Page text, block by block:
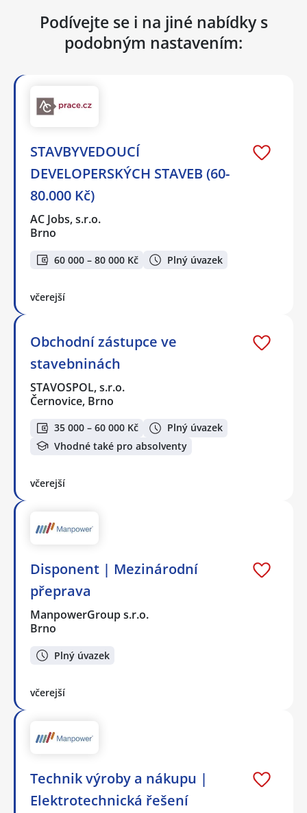
Podívejte se i na jiné nabídky s
podobným nastavením:
STAVBYVEDOUCÍ
DEVELOPERSKÝCH STAVEB (60-
80.000 Kč)
AC Jobs, s.r.o.
Brno
60 000 – 80 000 Kč Plný úvazek
včerejší
Obchodní zástupce ve
stavebninách
STAVOSPOL, s.r.o.
Černovice, Brno
35 000 – 60 000 Kč
Plný úvazek
Vhodné také pro absolventy
včerejší
Disponent | Mezinárodní
přeprava
ManpowerGroup s.r.o.
Brno
Plný úvazek
včerejší
Technik výroby a nákupu |
Elektrotechnická řešení